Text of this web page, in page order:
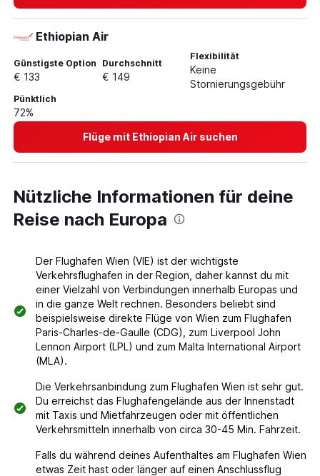
Ethiopian Air
Günstigste Option
€ 133
Durchschnitt
€ 149
Flexibilität
Keine
Stornierungsgebühr
Pünktlich
72%
Flüge mit Ethiopian Air suchen
Nützliche Informationen für deine
Reise nach Europa
Der Flughafen Wien (VIE) ist der wichtigste
Verkehrsflughafen in der Region, daher kannst du mit
einer Vielzahl von Verbindungen innerhalb Europas und
in die ganze Welt rechnen. Besonders beliebt sind
beispielsweise direkte Flüge von Wien zum Flughafen
Paris-Charles-de-Gaulle (CDG), zum Liverpool John
Lennon Airport (LPL) und zum Malta International Airport
(MLA).
Die Verkehrsanbindung zum Flughafen Wien ist sehr gut.
Du erreichst das Flughafengelände aus der Innenstadt
mit Taxis und Mietfahrzeugen oder mit öffentlichen
Verkehrsmitteln innerhalb von circa 30-45 Min. Fahrzeit.
Falls du während deines Aufenthaltes am Flughafen Wien
etwas Zeit hast oder länger auf einen Anschlussflug